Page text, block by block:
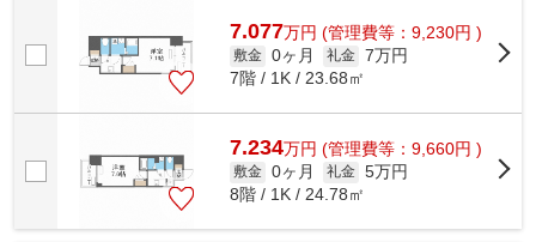
7.077万円 (管理費等：9,230円 )
敷金 0ヶ月 礼金 7万円
7階 / 1K / 23.68㎡
7.234万円 (管理費等：9,660円 )
敷金 0ヶ月 礼金 5万円
8階 / 1K / 24.78㎡